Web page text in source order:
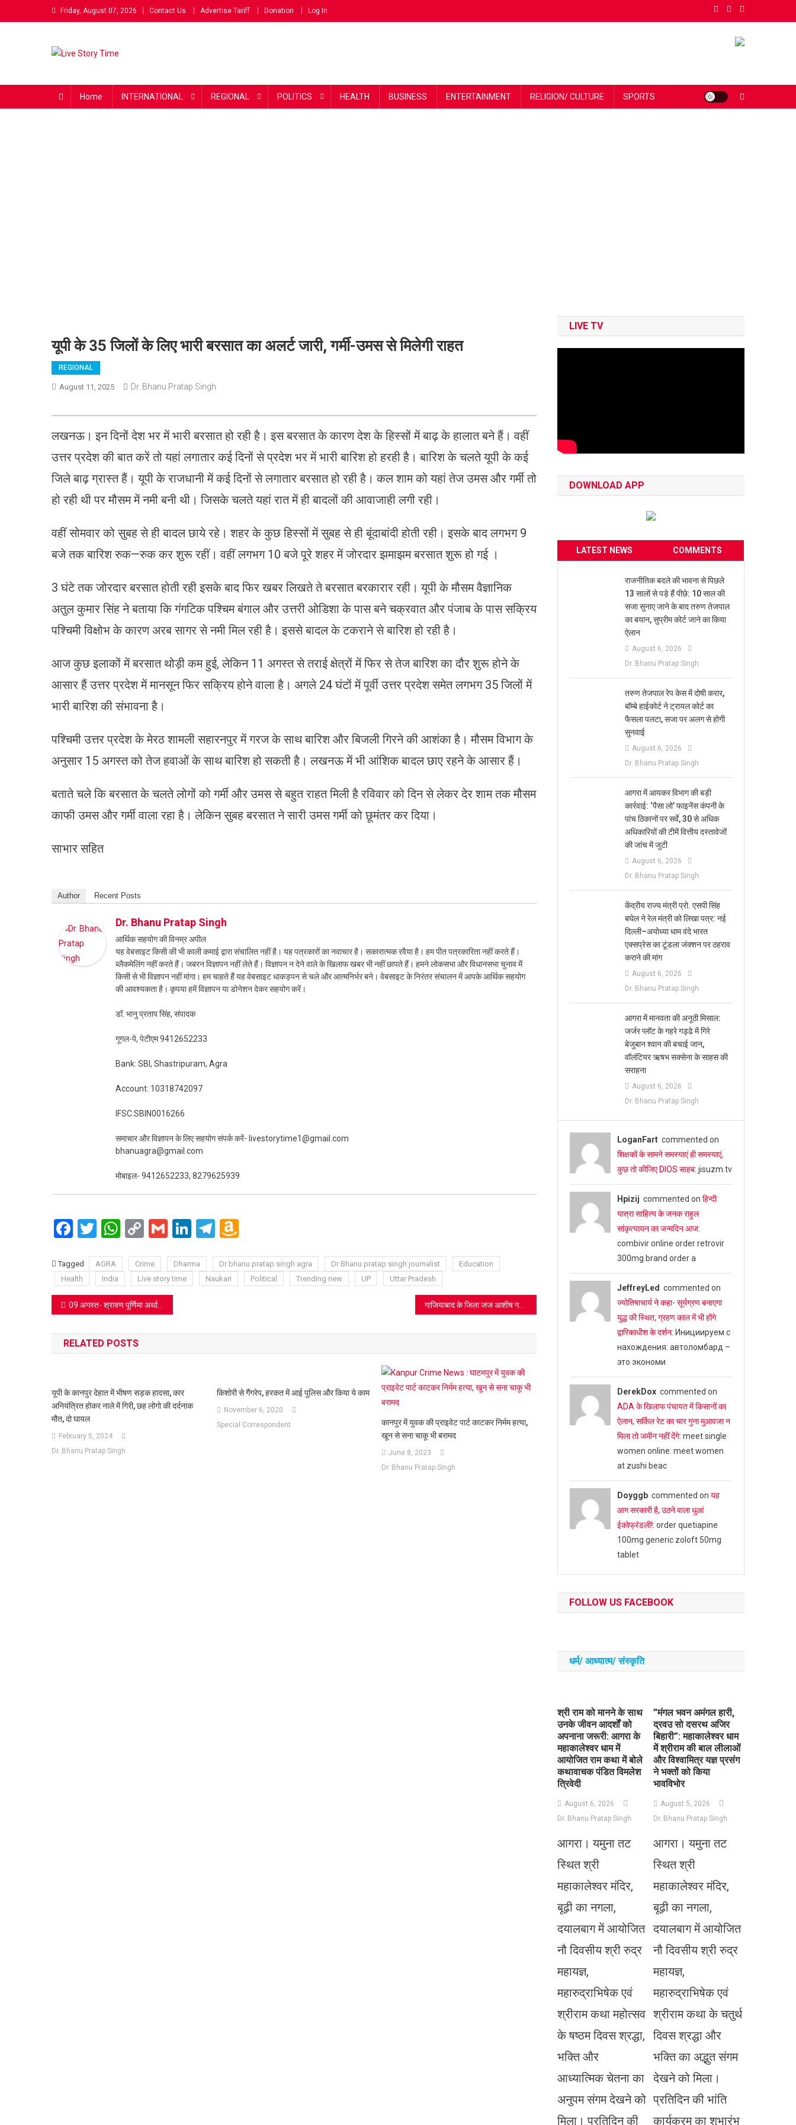
to
Friday, August 07, 2026 Contact Us Advertise Tariff Donation Log In
Home INTERNATIONAL REGIONAL POLITICS HEALTH BUSINESS ENTERTAINMENT RELIGION/ CULTURE SPORTS
यूपी के 35 जिलों के लिए भारी बरसात का अलर्ट जारी, गर्मी-उमस से मिलेगी राहत
REGIONAL
August 11, 2025 Dr. Bhanu Pratap Singh
लखनऊ। इन दिनों देश भर में भारी बरसात हो रही है। इस बरसात के कारण देश के हिस्सों में बाढ़ के हालात बने हैं। वहीं
उत्तर प्रदेश की बात करें तो यहां लगातार कई दिनों से प्रदेश भर में भारी बारिश हो हरही है। बारिश के चलते यूपी के कई
जिले बाढ़ ग्रास्त हैं। यूपी के राजधानी में कई दिनों से लगातार बरसात हो रही है। कल शाम को यहां तेज उमस और गर्मी तो
हो रही थी पर मौसम में नमी बनी थी। जिसके चलते यहां रात में ही बादलों ​की आवाजाही लगी रही।
वहीं सोमवार को सुबह से ही बादल छाये रहे। शहर के कुछ हिस्सों में सुबह से ही बूंदाबांदी होती रही। इसके बाद लगभग 9
बजे तक बारिश रुक—रुक कर शुरू रहीं। वहीं लगभग 10 बजे पूरे शहर में जोरदार झमाझम बरसात शुरू हो गई ।
3 घंटे तक जोरदार बरसात होती रही इसके बाद फिर खबर लिखते ते बरसात बरकारार रही। यूपी के मौसम वैज्ञानिक
अतुल कुमार सिंह ने बताया कि गंगटिक पश्चिम बंगाल और उत्तरी ओडिशा के पास बने चक्रवात और पंजाब के पास सक्रिय
पश्चिमी विक्षोभ के कारण अरब सागर से नमी मिल रही है। इससे बादल के टकराने से बारिश हो रही है।
आज कुछ इलाकों में बरसात थोड़ी कम हुई, लेकिन 11 अगस्त से तराई क्षेत्रों में फिर से तेज बारिश का दौर शुरू होने के
आसार हैं उत्तर प्रदेश में मानसून फिर सक्रिय होने वाला है। अगले 24 घंटों में पूर्वी उत्तर प्रदेश समेत लगभग 35 जिलों में
भारी बारिश की संभावना है।
पश्चिमी उत्तर प्रदेश के मेरठ शामली सहारनपुर में गरज के साथ बारिश और बिजली गिरने की आशंका है। मौसम विभाग के
अनुसार 15 अगस्त को तेज हवाओं के साथ बारिश हो सकती है। लखनऊ में भी आंशिक बादल छाए रहने के आसार हैं।
बताते चले कि बरसात के चलते लोगों को गर्मी और उमस से बहुत राहत मिली है रविवार को दिन से लेकर देर शाम तक मौसम
काफी उमस और गर्मी वाला रहा है। लेकिन सुबह बरसात ने सारी उमस गर्मी को छूमंतर कर दिया।
साभार सहित
Author Recent Posts
Dr. Bhanu Pratap Singh
आर्थिक सहयोग की विनम्र अपील
यह वेबसाइट किसी की भी काली कमाई द्वारा संचालित नहीं है। यह पत्रकारों का नवाचार है। सकारात्मक रवैया है। हम पीत पत्रकारिता नहीं करते हैं।
ब्लैकमेलिंग नहीं करते हैं। जबरन विज्ञापन नहीं लेते हैं। विज्ञापन न देने वाले के खिलाफ खबर भी नहीं छापते हैं। हमने लोकसभा और विधानसभा चुनाव में
किसी से भी विज्ञापन नहीं मांगा। हम चाहते हैं यह वेबसाइट धाकड़पन से चले और आत्मनिर्भर बने। वेबसाइट के निरंतर संचालन में आपके आर्थिक सहयोग
की आवश्यकता है। कृपया हमें विज्ञापन या डोनेशन देकर सहयोग करें।
डॉ. भानु प्रताप सिंह, संपादक
गूगल-पे, पेटीएम 9412652233
Bank: SBI, Shastripuram, Agra
Account: 10318742097
IFSC:SBIN0016266
समाचार और विज्ञापन के लिए सहयोग संपर्क करें- livestorytime1@gmail.com
bhanuagra@gmail.com
मोबाइल- 9412652233, 8279625939
Facebook
Twitter
WhatsApp
CopyGmailLinkedIn
Telegram
List
Tagged AGRA Crime Dharma Dr bhanu pratap singh agra Dr Bhanu pratap singh journalist
Education
Health
India Live story time Naukari Political Trending new UP Uttar Pradesh
Post
navigation
09 अगस्त- श्रावण पूर्णिमा अर्थात ‘विश्व संस्कृत दिवस’ गाजियाबाद के जिला जज आशीष गर्ग का हार्ट अटैक से निधन, हर्निया के ऑपरेशन के लिए हॉस्पिटल में थे भर्ती
RELATED POSTS
यूपी के कानपुर देहात में भीषण सड़क हादसा, कार
अनियंत्रित होकर नाले में गिरी, छह लोगो की दर्दनाक
मौत, दो घायल
February 5, 2024
Dr. Bhanu Pratap Singh
किशोरी से गैंगरेप, हरकत में आई पुलिस और किया ये काम
November 6, 2020
Special Correspondent
कानपुर में युवक की प्राइवेट पार्ट काटकर निर्मम हत्या,
खून से सना चाकू भी बरामद
June 8, 2023
Dr. Bhanu Pratap Singh
LIVE TV
DOWNLOAD APP
LATEST NEWS COMMENTS
राजनीतिक बदले की भावना से पिछले
13 सालों से पड़े हैं पीछे: 10 साल की
सजा सुनाए जाने के बाद तरुण तेजपाल
का बयान, सुप्रीम कोर्ट जाने का किया
ऐलान
August 6, 2026
Dr. Bhanu Pratap Singh
तरुण तेजपाल रेप केस में दोषी करार,
बॉम्बे हाईकोर्ट ने ट्रायल कोर्ट का
फैसला पलटा, सजा पर अलग से होगी
सुनवाई
August 6, 2026
Dr. Bhanu Pratap Singh
आगरा में आयकर विभाग की बड़ी
कार्रवाई: ‘पैसा लो’ फाइनेंस कंपनी के
पांच ठिकानों पर सर्वे, 30 से अधिक
अधिकारियों की टीमें वित्तीय दस्तावेजों
की जांच में जुटी
August 6, 2026
Dr. Bhanu Pratap Singh
केंद्रीय राज्य मंत्री प्रो. एसपी सिंह
बघेल ने रेल मंत्री को लिखा पत्र: नई
दिल्ली–अयोध्या धाम वंदे भारत
एक्सप्रेस का टूंडला जंक्शन पर ठहराव
कराने की मांग
August 6, 2026
Dr. Bhanu Pratap Singh
आगरा में मानवता की अनूठी मिसाल:
जर्जर प्लॉट के गहरे गड्ढे में गिरे
बेजुबान श्वान की बचाई जान,
वॉलंटियर ऋषभ सक्सेना के साहस की
सराहना
August 6, 2026
Dr. Bhanu Pratap Singh
LoganFartcommented on
शिक्षकों के सामने समस्याएं ही समस्याएं,
कुछ तो कीजिए DIOS साहब: jisuzm.tv
Hpizij commented on हिन्दी
यात्रा साहित्य के जनक राहुल
सांकृत्यायन का जन्‍मदिन आज:
combivir online order retrovir
300mg brand order a
JeffreyLed commented on
ज्योतिषाचार्य ने कहा- सूर्यग्रण बनाएगा
युद्ध की स्थित, ग्रहण काल में भी होंगे
द्वारिकाधीश के दर्शन: Инициируем с
нахождения: автоломбард –
это экономи
DerekDoxcommented on
ADA के खिलाफ पंचायत में किसानों का
ऐलान, सर्किल रेट का चार गुना मुआवजा न
मिला तो जमीन नहीं देंगे: meet single
women online: meet women
at zushi beac
Doyggbcommented on यह
आग सरकारी है, उठने वाला धुआं
ईकोफ्रंडली!: order quetiapine
100mg generic zoloft 50mg
tablet
FOLLOW US FACEBOOK
धर्म/ आध्‍यात्‍म/ संस्‍कृति
​श्री राम को मानने के साथ
उनके जीवन आदर्शों को
अपनाना जरूरी: आगरा के
महाकालेश्वर धाम में
आयोजित राम कथा में बोले
कथावाचक पंडित विमलेश
त्रिवेदी
August 6, 2026
Dr. Bhanu Pratap Singh
आगरा। यमुना तट
स्थित श्री
महाकालेश्वर मंदिर,
बूढ़ी का नगला,
दयालबाग में आयोजित
नौ दिवसीय श्री रुद्र
महायज्ञ,
महारुद्राभिषेक एवं
श्रीराम कथा महोत्सव
के षष्ठम दिवस श्रद्धा,
भक्ति और
आध्यात्मिक चेतना का
अनुपम संगम देखने को
मिला। प्रतिदिन की
​”मंगल भवन अमंगल हारी,
द्रवउ सो दसरथ अजिर
बिहारी”: महाकालेश्वर धाम
में श्रीराम की बाल लीलाओं
और विश्वामित्र यज्ञ प्रसंग
ने भक्तों को किया
भावविभोर
August 5, 2026
Dr. Bhanu Pratap Singh
आगरा। यमुना तट
स्थित श्री
महाकालेश्वर मंदिर,
बूढ़ी का नगला,
दयालबाग में आयोजित
नौ दिवसीय श्री रुद्र
महायज्ञ,
महारुद्राभिषेक एवं
श्रीराम कथा के चतुर्थ
दिवस श्रद्धा और
भक्ति का अद्भुत संगम
देखने को मिला।
प्रतिदिन की भांति
कार्यक्रम का शुभारंभ